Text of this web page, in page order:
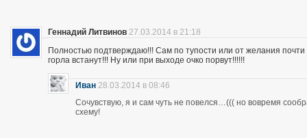
Геннадий Литвинов 27.03.2014 в 21:18
Полностью подтверждаю!!! Сам по тупости или от желания
горла встанут!!! Ну или при выходе очко порвут!!!!!!
Иван 28.03.2014 в 08:46
Сочувствую, я и сам чуть не повелся…((( но вовремя
схему!